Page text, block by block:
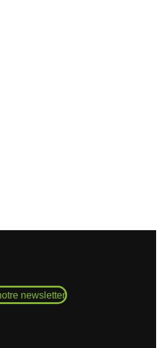
newsletter